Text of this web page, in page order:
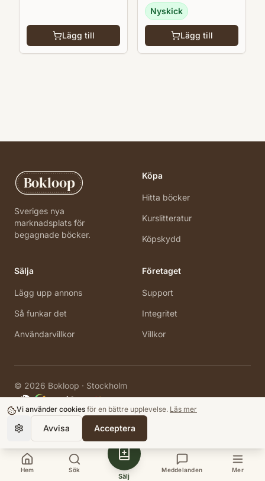
Lägg till
Nyskick
Lägg till
Bokloop
Sveriges nya
marknadsplats för
begagnade böcker.
Köpa
Hitta böcker
Kurslitteratur
Köpskydd
Sälja
Lägg upp annons
Så funkar det
Användarvillkor
Företaget
Support
Integritet
Villkor
© 2026 Bokloop · Stockholm
Hem Sök
Sälj
Meddelanden Mer
Vi använder cookies för en bättre upplevelse. Läs mer
Avvisa Acceptera